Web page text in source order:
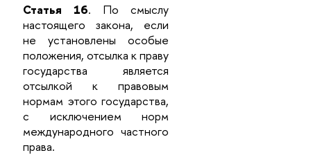
Статья 16. По смыслу
настоящего закона, если
не установлены особые
положения, отсылка к праву
государства является
отсылкой к правовым
нормам этого государства,
с исключением норм
международного частного
права.